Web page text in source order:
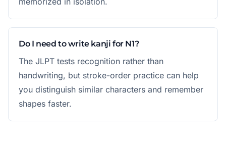
Do I need to write kanji for N1?
The JLPT tests recognition rather than
handwriting, but stroke-order practice can help
you distinguish similar characters and remember
shapes faster.